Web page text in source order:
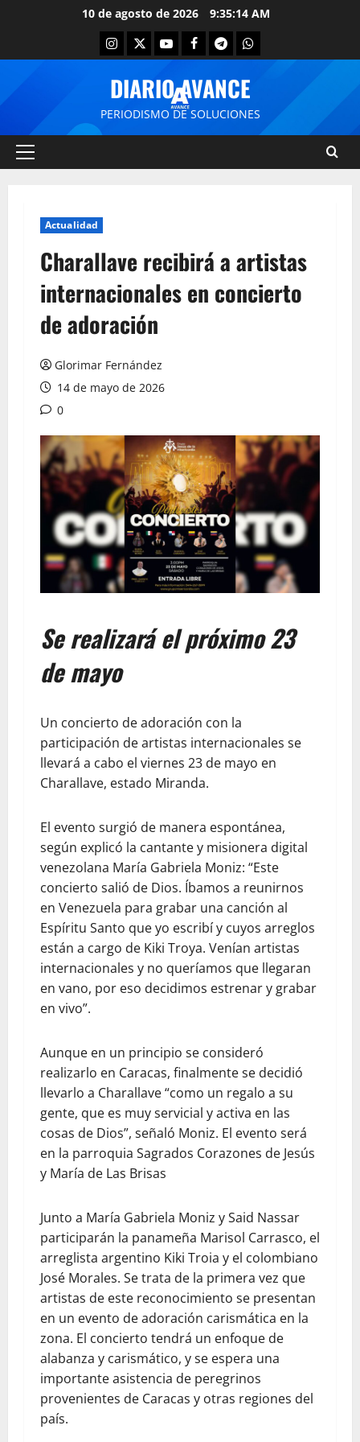
10 de agosto de 2026 9:35:14 AM
DIARIO AVANCE
PERIODISMO DE SOLUCIONES
Actualidad
Charallave recibirá a artistas
internacionales en concierto
de adoración
Glorimar Fernández
14 de mayo de 2026
0
Se realizará el próximo 23
de mayo
Un concierto de adoración con la
participación de artistas internacionales se
llevará a cabo el viernes 23 de mayo en
Charallave, estado Miranda.
El evento surgió de manera espontánea,
según explicó la cantante y misionera digital
venezolana María Gabriela Moniz: “Este
concierto salió de Dios. Íbamos a reunirnos
en Venezuela para grabar una canción al
Espíritu Santo que yo escribí y cuyos arreglos
están a cargo de Kiki Troya. Venían artistas
internacionales y no queríamos que llegaran
en vano, por eso decidimos estrenar y grabar
en vivo”.
Aunque en un principio se consideró
realizarlo en Caracas, finalmente se decidió
llevarlo a Charallave “como un regalo a su
gente, que es muy servicial y activa en las
cosas de Dios”, señaló Moniz. El evento será
en la parroquia Sagrados Corazones de Jesús
y María de Las Brisas
Junto a María Gabriela Moniz y Said Nassar
participarán la panameña Marisol Carrasco, el
arreglista argentino Kiki Troia y el colombiano
José Morales. Se trata de la primera vez que
artistas de este reconocimiento se presentan
en un evento de adoración carismática en la
zona. El concierto tendrá un enfoque de
alabanza y carismático, y se espera una
importante asistencia de peregrinos
provenientes de Caracas y otras regiones del
país.